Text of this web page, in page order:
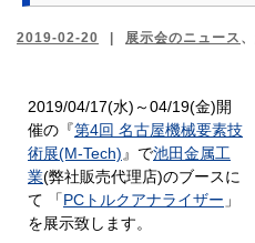
2019-02-20 展示会のニュース 、
2019/04/17(水)～04/19(金)開
催の『第4回 名古屋機械要素技
術展(M-Tech)』で池田金属工
業(弊社販売代理店)のブースに
て 「PCトルクアナライザー 」
を展示致します。